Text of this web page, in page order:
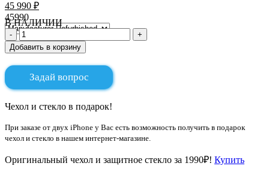
45 990 ₽
45990
В НАЛИЧИИ
Добавить в корзину
Задай вопрос
Чехол и стекло в подарок!
При заказе от двух iPhone у Вас есть возможность получить в подарок
чехол и стекло в нашем интернет-магазине.
Оригинальный чехол и защитное стекло за 1990₽! Купить